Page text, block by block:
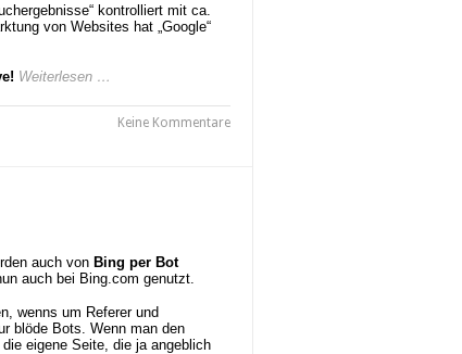
kontrolliert mit ca.
von Websites hat „Google“
Weiterlesen …
Keine Kommentare
auch von Bing per Bot
auch bei Bing.com genutzt.
wenns um Referer und
blöde Bots. Wenn man den
eigene Seite, die ja angeblich